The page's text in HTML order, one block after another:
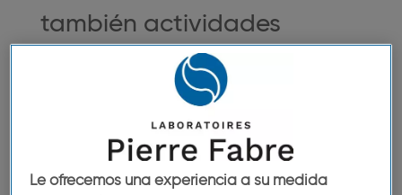
también actividades
deportivas organizadas.
Iniciativas en armonía con
los valores de la empresa y
en constante evolución,
Le ofrecemos una experiencia a su medida